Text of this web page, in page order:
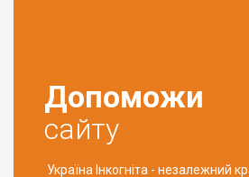
Допоможи
сайту
Україна Інкогніта - незалежний